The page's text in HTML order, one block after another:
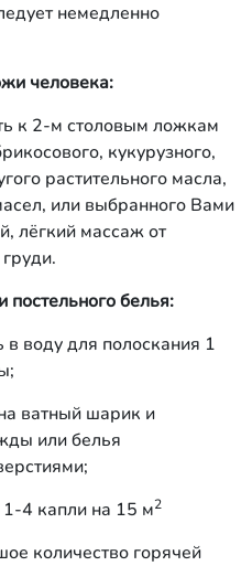
немедленно
человека:
к 2-м столовым ложкам
кукурузного,
растительного масла,
или выбранного Вами
лёгкий массаж от
постельного белья:
воду для полоскания 1
ватный шарик и
или белья
1-4 капли на 15 м2
количество горячей